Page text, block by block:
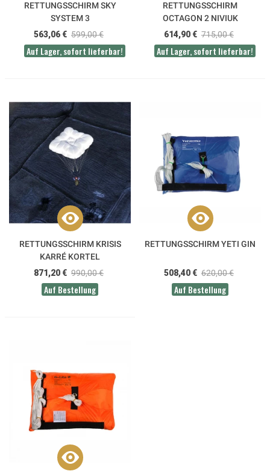
RETTUNGSSCHIRM SKY
SYSTEM 3
563,06 € 599,00 €
Auf Lager, sofort lieferbar!
RETTUNGSSCHIRM
OCTAGON 2 NIVIUK
614,90 € 715,00 €
Auf Lager, sofort lieferbar!
RETTUNGSSCHIRM KRISIS
KARRÉ KORTEL
871,20 € 990,00 €
Auf Bestellung
RETTUNGSSCHIRM YETI GIN
508,40 € 620,00 €
Auf Bestellung